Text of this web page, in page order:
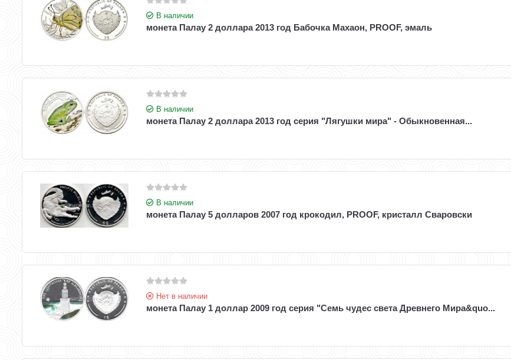
В наличии
монета Палау 2 доллара 2013 год Бабочка Махаон, PROOF, эмаль
В наличии
монета Палау 2 доллара 2013 год серия "Лягушки мира" - Обыкновенная...
В наличии
монета Палау 5 долларов 2007 год крокодил, PROOF, кристалл Сваровски
Нет в наличии
монета Палау 1 доллар 2009 год серия "Семь чудес света Древнего Мира&quo...